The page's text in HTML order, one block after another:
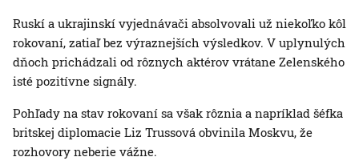
Ruskí a ukrajinskí vyjednávači absolvovali už niekoľko kôl
rokovaní, zatiaľ bez výraznejších výsledkov. V uplynulých
dňoch prichádzali od rôznych aktérov vrátane Zelenského
isté pozitívne signály.
Pohľady na stav rokovaní sa však rôznia a napríklad šéfka
britskej diplomacie Liz Trussová obvinila Moskvu, že
rozhovory neberie vážne.